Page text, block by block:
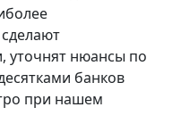
уточнят нюансы по
банков
при нашем